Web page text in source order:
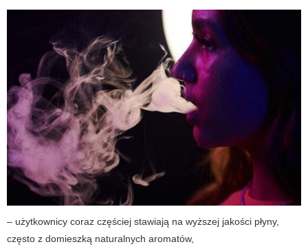
– użytkownicy coraz częściej stawiają na wyższej jakości płyny,
często z domieszką naturalnych aromatów,